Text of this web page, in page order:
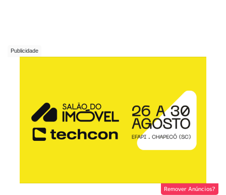
Remover Anúncios?